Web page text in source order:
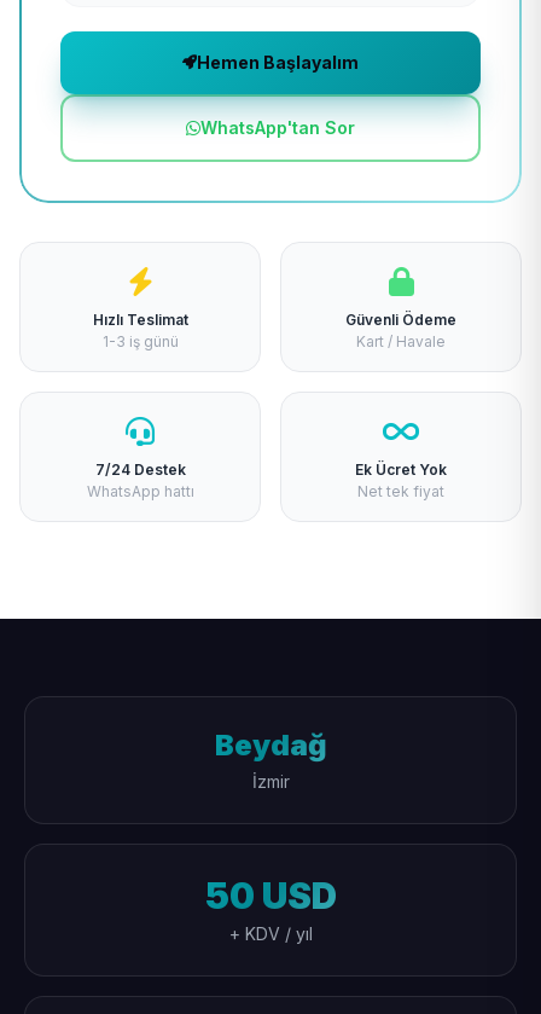
Hemen Başlayalım
WhatsApp'tan Sor
Hızlı Teslimat
1-3 iş günü
Güvenli Ödeme
Kart / Havale
7/24 Destek
WhatsApp hattı
Ek Ücret Yok
Net tek fiyat
Beydağ
İzmir
50 USD
+ KDV / yıl